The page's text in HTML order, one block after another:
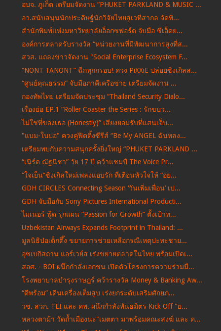
อบจ. ภูเก็ต เตรียมจัดงาน “PHUKET PARKLAND & MUSIC ...
อว.สนับสนุนนักประดิษฐ์นักวิจัยไทยสู่เวทีสากล จัดพิ...
สำนักพิมพ์แห่งมหาวิทยาลัยอ็อกซฟอร์ด จับมือ ซีเอ็ดย...
องค์การตลาดรับรางวัล “หน่วยงานที่มีพัฒนาการสูงที่ส...
สวส. แถลงข่าวจัดงาน "Social Enterprise Ecosystem F...
“NONT TANONT” ฉีกทุกกรอบ! ควง PiXXiE ปล่อยซิงเกิลส...
“ศูนย์คุณธรรม” จับมือภาคีเครือข่าย เตรียมจัดงาน ...
กองทัพไทย เตรียมจัดประชุม “Thailand Security Dialo...
เรื่องย่อ EP.1 “Roller Coaster the Series : รักขบว...
ไม่ใช่ที่ของเธอ (Honestly)” เสียงยอมรับที่แสนเจ็บ...
"แบม-ใบปอ" ควงคู่ฟิตติ้งซีรีส์ “Be My ANGEL ฉันหลง...
เตรียมพบกับความสนุกครั้งยิ่งใหญ่ “PHUKET PARKLAND ...
“เนิร์ด ณัฐนิชา” วัย 17 ปี คว้าแชมป์ The Voice Pr...
“ใจเย็น”ซิงเกิลใหม่เพลงแอบรัก ที่เตือนหัวใจให้ “อย...
GDH CIRCLES Connecting Season ‘วันเพิ่มเพื่อน’ เป...
GDH จับมือกับ Sony Pictures International Producti...
ไมเนอร์ ฟู้ด รุกแผน “Passion for Growth” ตั้งเป้าท...
Uzbekistan Airways Expands Footprint in Thailand: ...
มูลนิธิป่อเต็กตึ๊ง ขยายการช่วยเหลือกรณีเหตุปะทะชาย...
อุซเบกิสถาน แอร์เวย์ส เร่งขยายตลาดในไทย พร้อมเปิดเ...
สอศ. - BOI ผนึกกำลังเอกชน เปิดตัวโครงการความร่วมมื...
โรงพยาบาลบำรุงราษฎร์ คว้ารางวัล Money & Banking Aw...
“ดีพร้อม” เดินเครื่องเต็มสูบ เร่งยกระดับเสริมศักยภ...
วช. สวก. TEI และ คพ. ผนึกกำลังพันธมิตร Kick Off "ย...
หลวงตาม้า วัดถ้ำเมืองนะ"เมตตา มาพร้อมคณะสงฆ์ และ ค...